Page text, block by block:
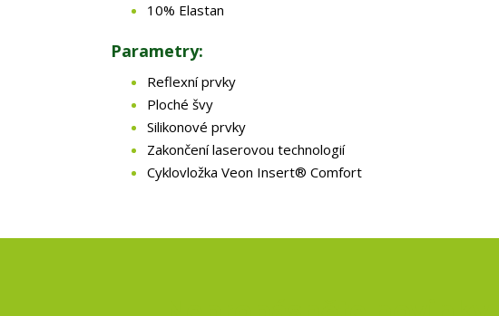
10% Elastan
Parametry:
Reflexní prvky
Ploché švy
Silikonové prvky
Zakončení laserovou technologií
Cyklovložka Veon Insert® Comfort